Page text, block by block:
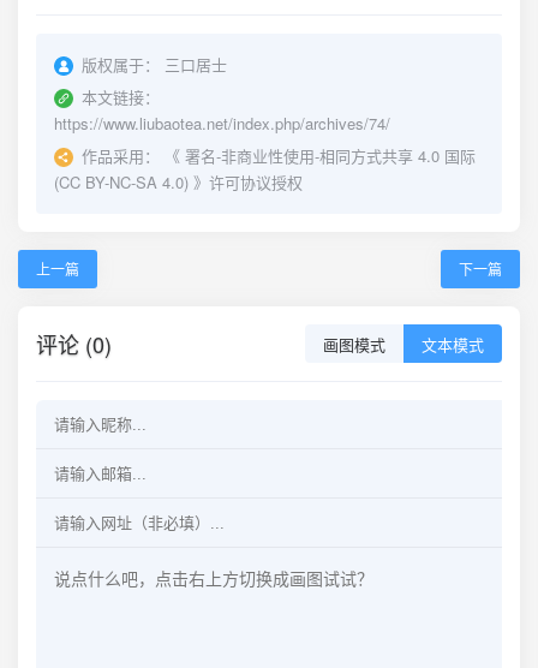
版权属于：
三口居士
本文链接：
https://www.liubaotea.net/index.php/archives/74/
作品采用：
《 署名-非商业性使用-相同方式共享 4.0 国际
(CC BY-NC-SA 4.0) 》许可协议授权
上一篇 下一篇
评论 (0) 画图模式 文本模式